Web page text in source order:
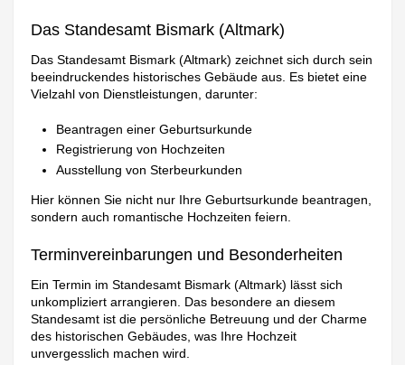
Das Standesamt Bismark (Altmark)
Das Standesamt Bismark (Altmark) zeichnet sich durch sein
beeindruckendes historisches Gebäude aus. Es bietet eine
Vielzahl von Dienstleistungen, darunter:
Beantragen einer Geburtsurkunde
Registrierung von Hochzeiten
Ausstellung von Sterbeurkunden
Hier können Sie nicht nur Ihre Geburtsurkunde beantragen,
sondern auch romantische Hochzeiten feiern.
Terminvereinbarungen und Besonderheiten
Ein Termin im Standesamt Bismark (Altmark) lässt sich
unkompliziert arrangieren. Das besondere an diesem
Standesamt ist die persönliche Betreuung und der Charme
des historischen Gebäudes, was Ihre Hochzeit
unvergesslich machen wird.